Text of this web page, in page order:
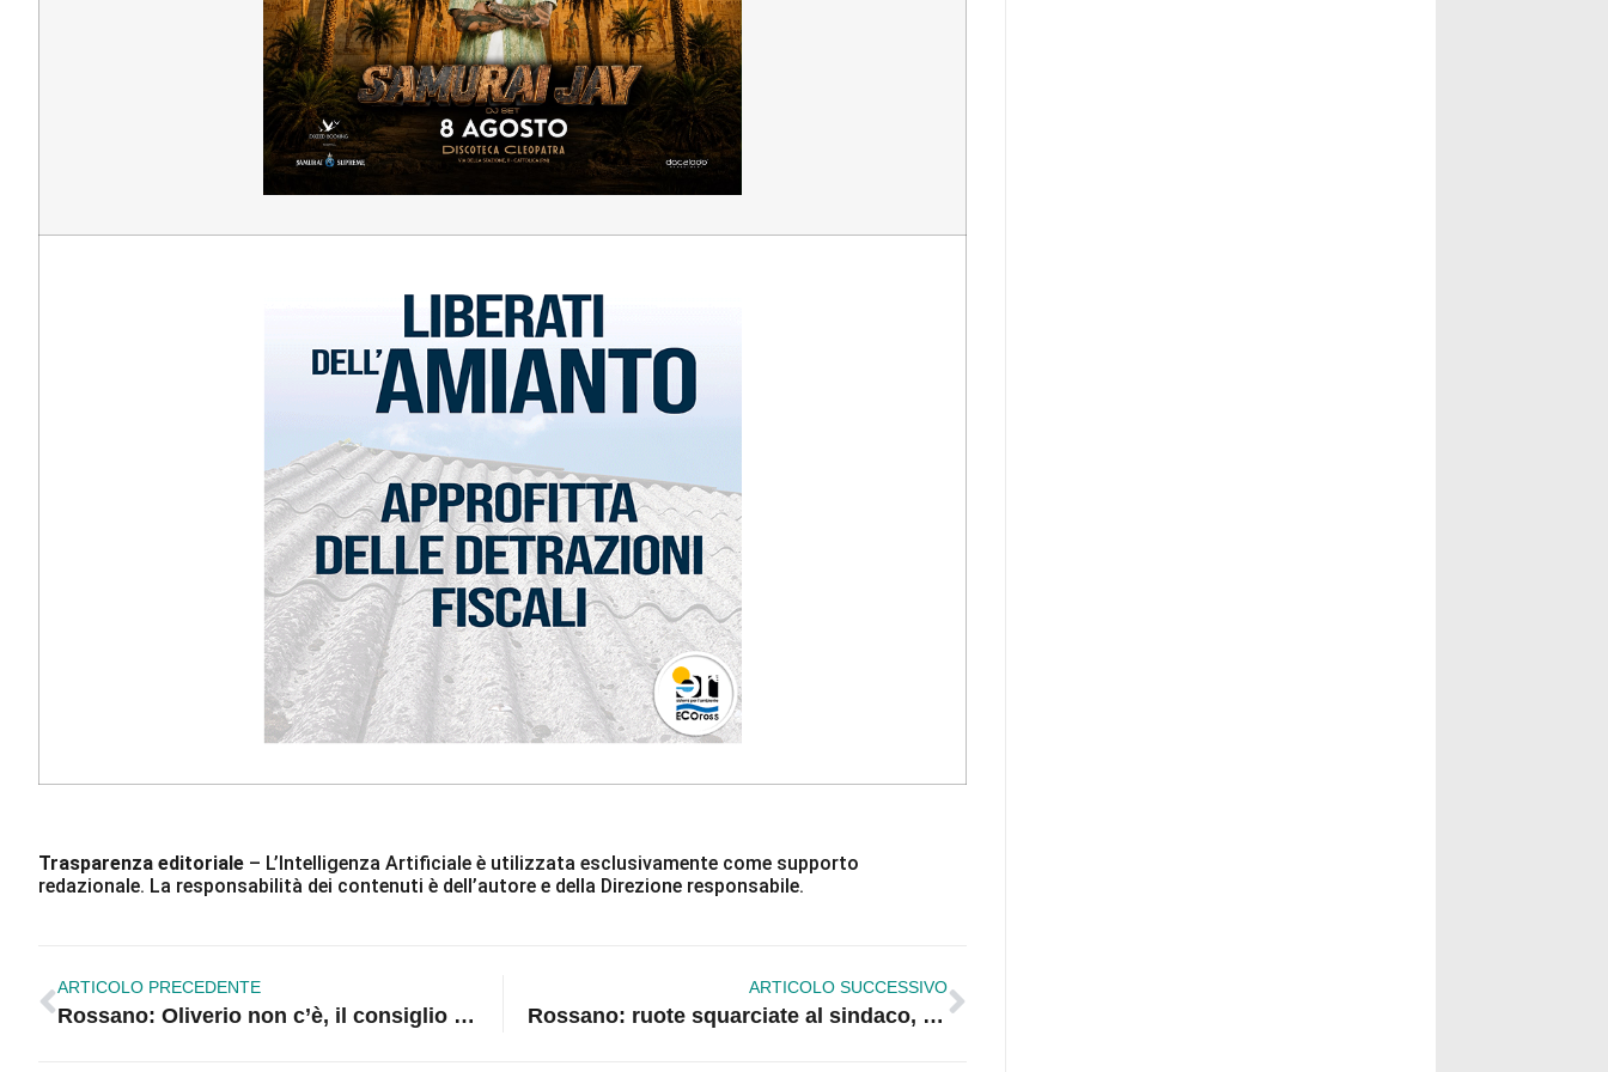
Trasparenza editoriale – L’Intelligenza Artificiale è utilizzata esclusivamente come supporto
redazionale. La responsabilità dei contenuti è dell’autore e della Direzione responsabile.
ARTICOLO PRECEDENTE
Rossano: Oliverio non c’è, il consiglio salta
ARTICOLO SUCCESSIVO
Rossano: ruote squarciate al sindaco, a un consigliere e al Ds dell’Asp